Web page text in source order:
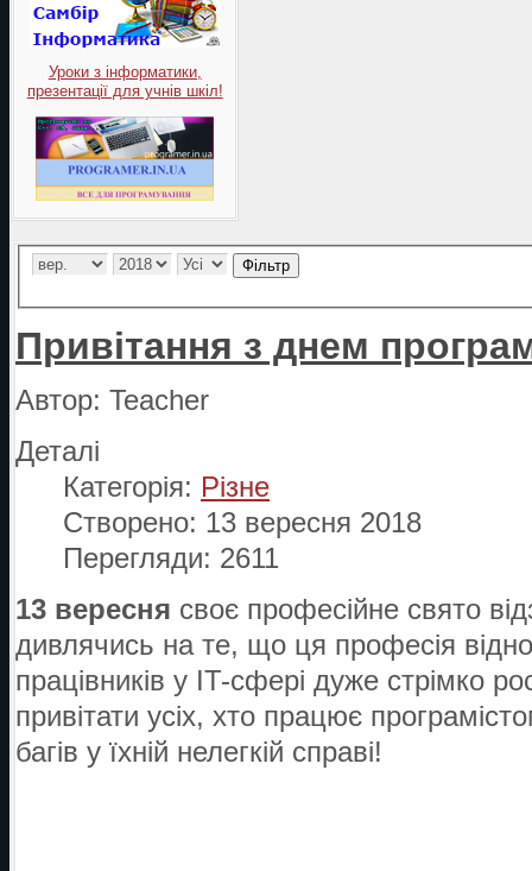
Уроки з інформатики,
презентації для учнів шкіл!
Фільтр
Привітання з днем
Автор: Teacher
Деталі
Категорія: Різне
Створено: 13 вересня 2018
Перегляди: 2611
13 вересня своє професійне свято
дивлячись на те, що ця професія
працівників у IT-сфері дуже стрімко
привітати усіх, хто працює
багів у їхній нелегкій справі!